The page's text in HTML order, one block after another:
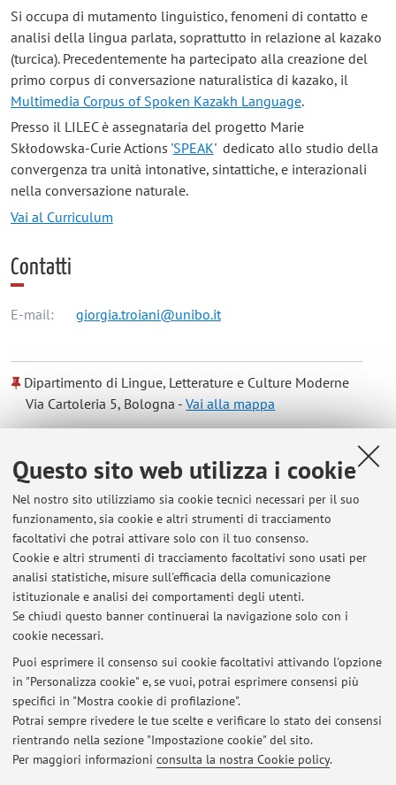
Questo sito web utilizza i cookie
Nel nostro sito utilizziamo sia cookie tecnici necessari per il suo
funzionamento, sia cookie e altri strumenti di tracciamento
facoltativi che potrai attivare solo con il tuo consenso.
Cookie e altri strumenti di tracciamento facoltativi sono usati per
analisi statistiche, misure sull'efficacia della comunicazione
istituzionale e analisi dei comportamenti degli utenti.
Se chiudi questo banner continuerai la navigazione solo con i
cookie necessari.
Puoi esprimere il consenso sui cookie facoltativi attivando l'opzione
in "Personalizza cookie" e, se vuoi, potrai esprimere consensi più
specifici in "Mostra cookie di profilazione".
Potrai sempre rivedere le tue scelte e verificare lo stato dei consensi
rientrando nella sezione "Impostazione cookie" del sito.
Per maggiori informazioni consulta la nostra Cookie policy.
Si occupa di mutamento linguistico, fenomeni di contatto e
analisi della lingua parlata, soprattutto in relazione al kazako
(turcica). Precedentemente ha partecipato alla creazione del
primo corpus di conversazione naturalistica di kazako, il
Multimedia Corpus of Spoken Kazakh Language.
Presso il LILEC è assegnataria del progetto Marie
Skłodowska-Curie Actions 'SPEAK' dedicato allo studio della
convergenza tra unità intonative, sintattiche, e interazionali
nella conversazione naturale.
Vai al Curriculum
Contatti
E-mail: giorgia.troiani@unibo.it
Dipartimento di Lingue, Letterature e Culture Moderne
Via Cartoleria 5, Bologna -Vai alla mappa
Risorse in rete
ORCID
Orario di ricevimento
Su appuntamento da concordare via mail.
Ultimi avvisi
Al momento non sono presenti avvisi.